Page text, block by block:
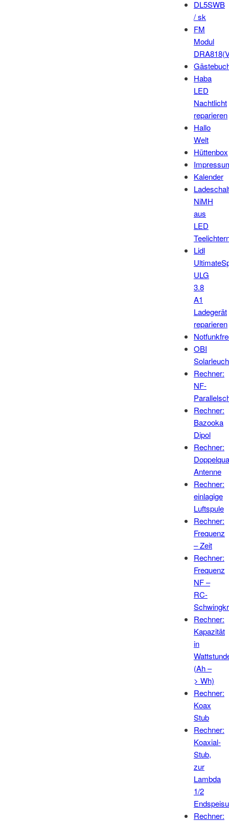
DL5SWB
/ sk
FM
Modul
Haba
LED
Nachtlicht
reparieren
Hallo
Welt
Hüttenbox
Kalender
NiMH
aus
LED
Lidl
ULG
3.8
A1
Ladegerät
reparieren
OBI
Rechner:
NF-
Rechner:
Bazooka
Dipol
Rechner:
Antenne
Rechner:
einlagige
Luftspule
Rechner:
Frequenz
– Zeit
Rechner:
Frequenz
NF –
RC-
Rechner:
Kapazität
in
(Ah –
> Wh)
Rechner:
Koax
Stub
Rechner:
Koaxial-
Stub,
zur
Lambda
1/2
Rechner: